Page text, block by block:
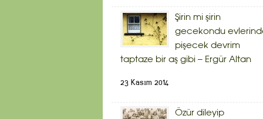
Şirin mi şirin
gecekondu
pişecek devrim
taptaze bir aş gibi – Ergür Altan
23 Kasım 2014
Özür dileyip